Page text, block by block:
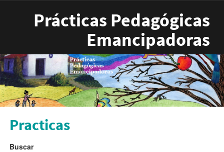
Prácticas Pedagógicas
Emancipadoras
Practicas
Buscar